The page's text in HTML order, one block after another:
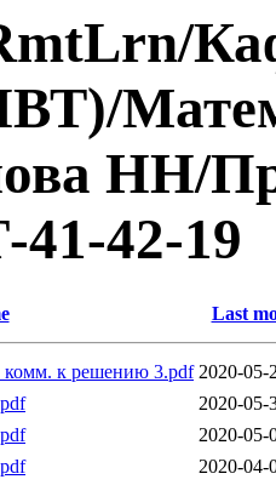
НН/
42-19
Last
к решению 3.pdf 2020-05-
2020-05-
2020-05-
2020-04-